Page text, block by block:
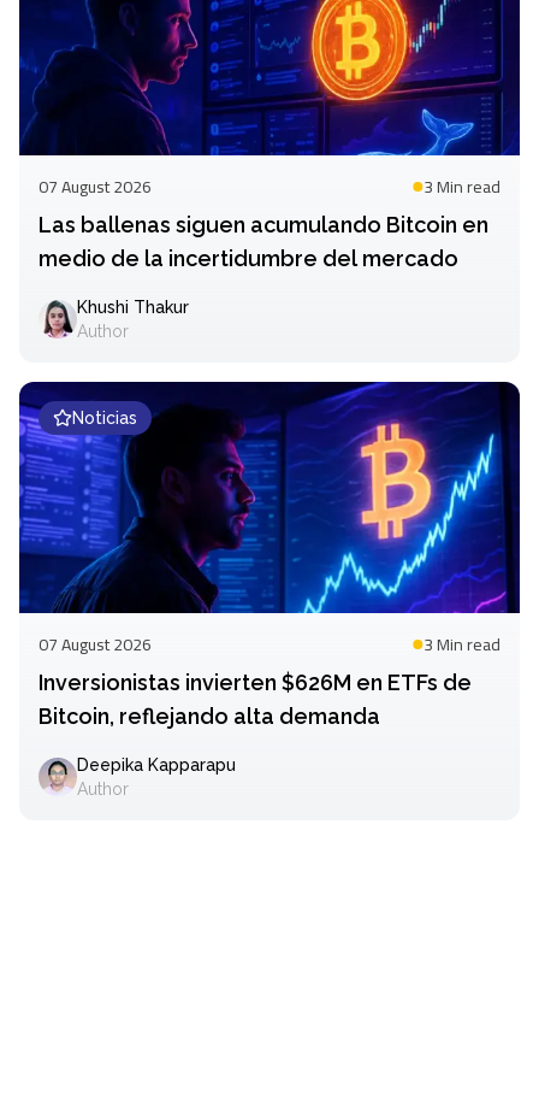
07 August 2026 3 Minread
Las ballenas siguen acumulando Bitcoin en
medio de la incertidumbre del mercado
Khushi Thakur
Author
Noticias
07 August 2026 3 Minread
Inversionistas invierten $626M en ETFs de
Bitcoin, reflejando alta demanda
Deepika Kapparapu
Author